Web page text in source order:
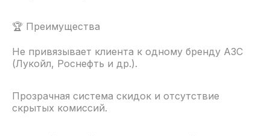
🏆 Преимущества
Не привязывает клиента к одному бренду АЗС
(Лукойл, Роснефть и др.).
Прозрачная система скидок и отсутствие
скрытых комиссий.